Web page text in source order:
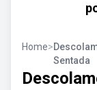
Home>
Sentada